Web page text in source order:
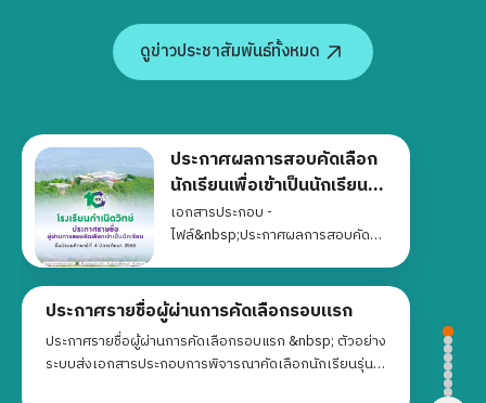
ดูข่าวประชาสัมพันธ์ทั้งหมด
ประกาศผลการสอบคัดเลือก
นักเรียนเพื่อเข้าเป็นนักเรียน
ชั้นมัธยมศึกษาปีที่ 4 (รุ่น 12)
ปีการศึกษา 2569
เอกสารประกอบ -
ไฟล์&nbsp;ประกาศผลการสอบคัด
มัธยมศึกษาปีที่ 4 (รุ่น 12) ปีการศึกษา
2569 เอกสารประกอบการยืนยันและ
มอบตัวนักเรียน - ข้อตกลงการให้ทุน
การศึกษา - แบบฟอร์มหนังสือมอบ
ประกาศรายชื่อผู้ผ่านการคัดเลือกรอบแรก
ประกาศรายชื่อผู้ผ่านการคัดเลือกรอบแรก &nbsp; ตัวอย่าง
ระบบส่งเอกสารประกอบการพิจารณาคัดเลือกนักเรียนรุ่น